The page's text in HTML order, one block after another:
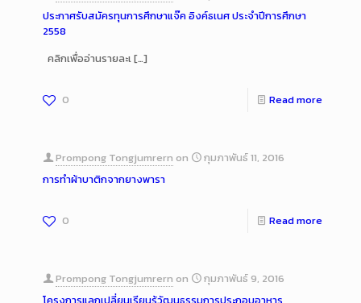
ประกาศรับสมัครทุนการศึกษาแจ๊ค อิงค์ธเนศ ประจำปีการศึกษา
2558
คลิกเพื่ออ่านรายละเ[…]
0 Read more
Prompong Tongjumrern on
กุมภาพันธ์ 11, 2016
การทำผ้าบาติกจากยางพารา
0 Read more
Prompong Tongjumrern on
กุมภาพันธ์ 9, 2016